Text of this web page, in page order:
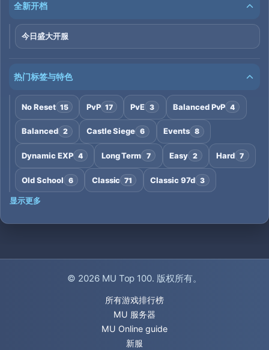
全新开档
今日盛大开服
热门标签与特色
No Reset 15 PvP 17 PvE 3 Balanced PvP 4
Balanced 2 Castle Siege 6 Events 8
Dynamic EXP 4 Long Term 7 Easy 2 Hard 7
Old School 6 Classic 71 Classic 97d 3
显示更多
© 2026 MU Top 100. 版权所有。
所有游戏排行榜
MU 服务器
MU Online guide
新服